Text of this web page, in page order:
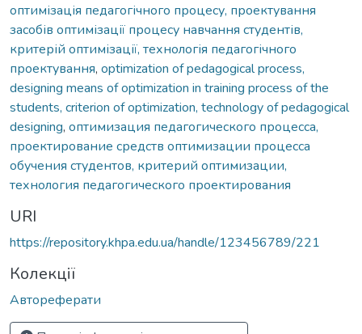
оптимізація педагогічного процесу, проектування
засобів оптимізації процесу навчання студентів,
критерій оптимізації, технологія педагогічного
проектування, optimization of pedagogical process,
designing means of optimization in training process of the
students, criterion of optimization, technology of pedagogical
designing, оптимизация педагогического процесса,
проектирование средств оптимизации процесса
обучения студентов, критерий оптимизации,
технология педагогического проектирования
URI
https://repository.khpa.edu.ua/handle/123456789/221
Колекції
Автореферати